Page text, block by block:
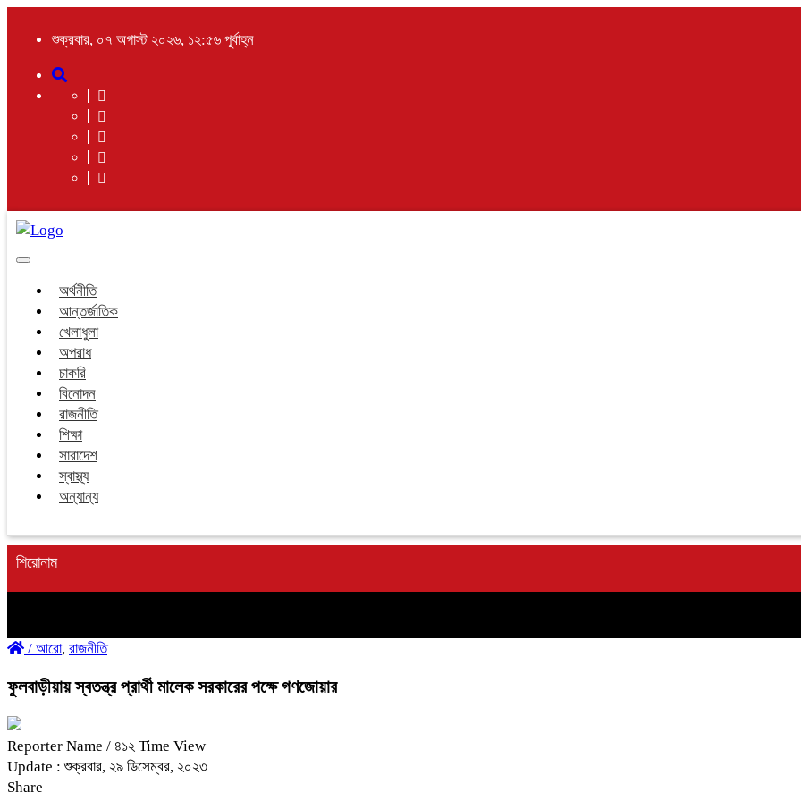
শুক্রবার, ০৭ অগাস্ট ২০২৬, ১২:৫৬ পূর্বাহ্ন
Toggle
অর্থনীতি
আন্তর্জাতিক
খেলাধুলা
অপরাধ
চাকরি
বিনোদন
রাজনীতি
শিক্ষা
সারাদেশ
স্বাস্থ্য
অন্যান্য
শিরোনাম
/ আরো, রাজনীতি
ফুলবাড়ীয়ায় স্বতন্ত্র প্রার্থী মালেক সরকারের পক্ষে গণজোয়ার
Reporter Name / ৪১২ Time View
Update : শুক্রবার, ২৯ ডিসেম্বর, ২০২৩
Share